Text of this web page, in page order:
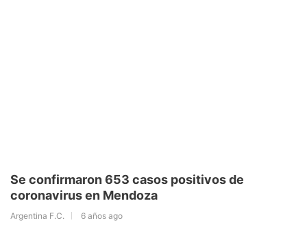
Se confirmaron 653 casos positivos de
coronavirus en Mendoza
Argentina F.C. 6 años ago